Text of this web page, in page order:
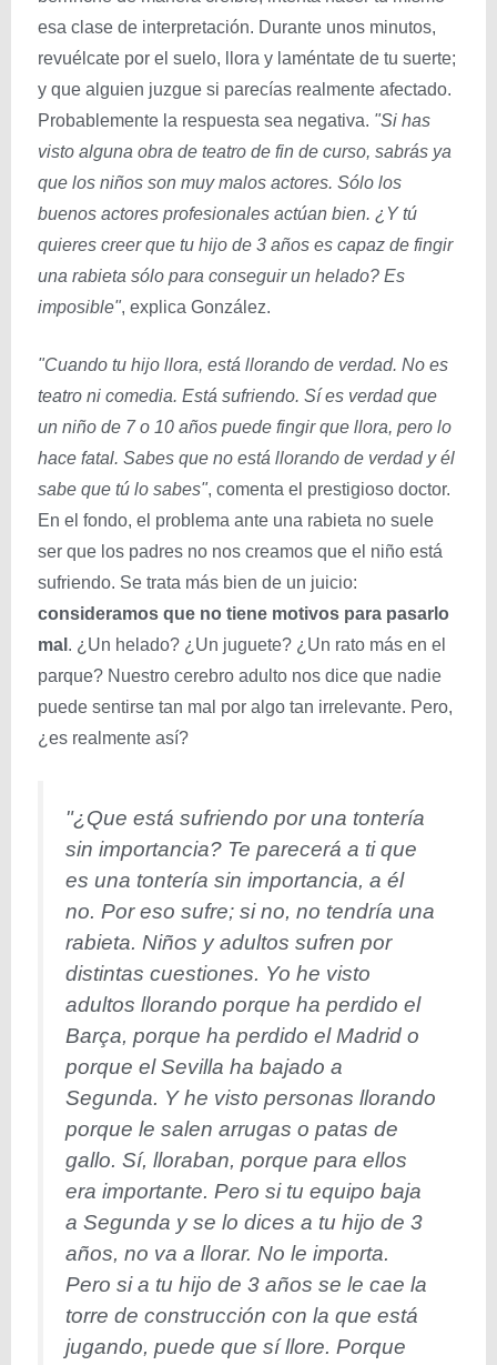
esa clase de interpretación. Durante unos minutos,
revuélcate por el suelo, llora y laméntate de tu suerte;
y que alguien juzgue si parecías realmente afectado.
Probablemente la respuesta sea negativa. "Si has
visto alguna obra de teatro de fin de curso, sabrás ya
que los niños son muy malos actores. Sólo los
buenos actores profesionales actúan bien. ¿Y tú
quieres creer que tu hijo de 3 años es capaz de fingir
una rabieta sólo para conseguir un helado? Es
imposible", explica González.
"Cuando tu hijo llora, está llorando de verdad. No es
teatro ni comedia. Está sufriendo. Sí es verdad que
un niño de 7 o 10 años puede fingir que llora, pero lo
hace fatal. Sabes que no está llorando de verdad y él
sabe que tú lo sabes", comenta el prestigioso doctor.
En el fondo, el problema ante una rabieta no suele
ser que los padres no nos creamos que el niño está
sufriendo. Se trata más bien de un juicio:
consideramos que no tiene motivos para pasarlo
mal . ¿Un helado? ¿Un juguete? ¿Un rato más en el
parque? Nuestro cerebro adulto nos dice que nadie
puede sentirse tan mal por algo tan irrelevante. Pero,
¿es realmente así?
"¿Que está sufriendo por una tontería
sin importancia? Te parecerá a ti que
es una tontería sin importancia, a él
no. Por eso sufre; si no, no tendría una
rabieta. Niños y adultos sufren por
distintas cuestiones. Yo he visto
adultos llorando porque ha perdido el
Barça, porque ha perdido el Madrid o
porque el Sevilla ha bajado a
Segunda. Y he visto personas llorando
porque le salen arrugas o patas de
gallo. Sí, lloraban, porque para ellos
era importante. Pero si tu equipo baja
a Segunda y se lo dices a tu hijo de 3
años, no va a llorar. No le importa.
Pero si a tu hijo de 3 años se le cae la
torre de construcción con la que está
jugando, puede que sí llore. Porque